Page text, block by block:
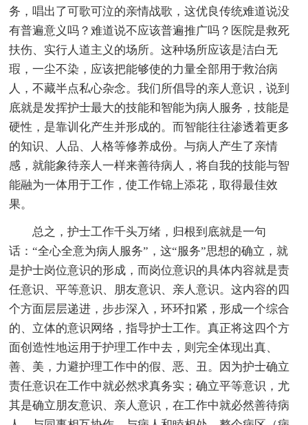
务，唱出了可歌可泣的亲情战歌，这优良传统难道说没
有普遍意义吗？难道说不应该普遍推广吗？医院是救死
扶伤、实行人道主义的场所。这种场所应该是洁白无
瑕，一尘不染，应该把能够使的力量全部用于救治病
人，不藏半点私心杂念。我们所倡导的亲人意识，说到
底就是发挥护士最大的技能和智能为病人服务，技能是
硬性，是靠训化产生并形成的。而智能往往渗透着更多
的知识、人品、人格等修养成份。与病人产生了亲情
感，就能象待亲人一样来善待病人，将自我的技能与智
能融为一体用于工作，使工作锦上添花，取得最佳效
果。
总之，护士工作千头万绪，归根到底就是一句
话：“全心全意为病人服务”，这“服务”思想的确立，就
是护士岗位意识的形成，而岗位意识的具体内容就是责
任意识、平等意识、朋友意识、亲人意识。这内容的四
个方面层层递进，步步深入，环环扣紧，形成一个综合
的、立体的意识网络，指导护士工作。真正将这四个方
面创造性地运用于护理工作中去，则完全体现出真、
善、美，力避护理工作中的假、恶、丑。因为护士确立
责任意识在工作中就必然求真务实；确立平等意识，尤
其是确立朋友意识、亲人意识，在工作中就必然善待病